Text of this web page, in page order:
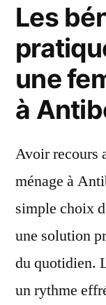
Les
une
à
Avoir recours
ménage à
simple choix
une solution
du quotidien.
un rythme